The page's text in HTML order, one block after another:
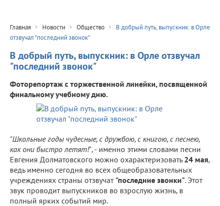
Главная Новости Общество
В добрый путь, выпускник: в Орле
отзвучал "последний звонок"
В добрый путь, выпускник: в Орле отзвучал
"последний звонок"
Фоторепортаж с торжественной линейки, посвященной
финальному учебному дню.
"Школьные годы чудесные, с дружбою, с книгою, с песнею,
как они быстро летят!", - именно этими словами песни
Евгения Долматовского можно охарактеризовать 24 мая,
ведь именно сегодня во всех общеобразовательных
учреждениях страны отзвучат "последние звонки". Этот
звук проводит выпускников во взрослую жизнь, в
полный ярких событий мир.